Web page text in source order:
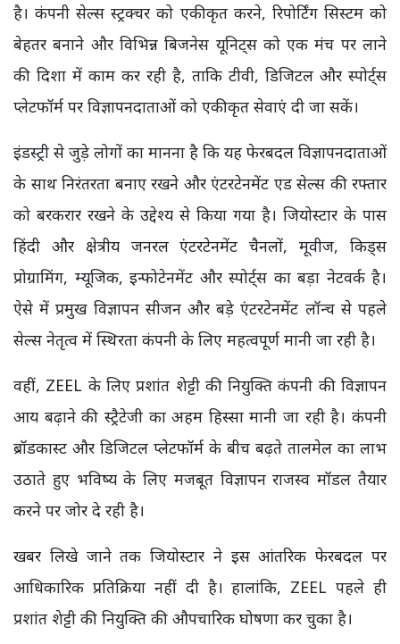
है। कंपनी सेल्स स्ट्रक्चर को एकीकृत करने, रिपोर्टिंग सिस्टम को
बेहतर बनाने और विभिन्न बिजनेस यूनिट्स को एक मंच पर लाने
की दिशा में काम कर रही है, ताकि टीवी, डिजिटल और स्पोर्ट्स
प्लेटफॉर्म पर विज्ञापनदाताओं को एकीकृत सेवाएं दी जा सकें।
इंडस्ट्री से जुड़े लोगों का मानना है कि यह फेरबदल विज्ञापनदाताओं
के साथ निरंतरता बनाए रखने और एंटरटेनमेंट एड सेल्स की रफ्तार
को बरकरार रखने के उद्देश्य से किया गया है। जियोस्टार के पास
हिंदी और क्षेत्रीय जनरल एंटरटेनमेंट चैनलों, मूवीज, किड्स
प्रोग्रामिंग, म्यूजिक, इन्फोटेनमेंट और स्पोर्ट्स का बड़ा नेटवर्क है।
ऐसे में प्रमुख विज्ञापन सीजन और बड़े एंटरटेनमेंट लॉन्च से पहले
सेल्स नेतृत्व में स्थिरता कंपनी के लिए महत्वपूर्ण मानी जा रही है।
वहीं, ZEEL के लिए प्रशांत शेट्टी की नियुक्ति कंपनी की विज्ञापन
आय बढ़ाने की स्ट्रैटेजी का अहम हिस्सा मानी जा रही है। कंपनी
ब्रॉडकास्ट और डिजिटल प्लेटफॉर्म के बीच बढ़ते तालमेल का लाभ
उठाते हुए भविष्य के लिए मजबूत विज्ञापन राजस्व मॉडल तैयार
करने पर जोर दे रही है।
खबर लिखे जाने तक जियोस्टार ने इस आंतरिक फेरबदल पर
आधिकारिक प्रतिक्रिया नहीं दी है। हालांकि, ZEEL पहले ही
प्रशांत शेट्टी की नियुक्ति की औपचारिक घोषणा कर चुका है।